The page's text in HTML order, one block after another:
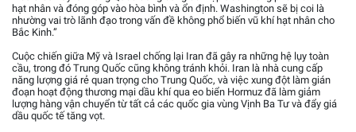
hạt nhân và đóng góp vào hòa bình và ổn định. Washington sẽ bị coi là
nhường vai trò lãnh đạo trong vấn đề không phổ biến vũ khí hạt nhân cho
Bắc Kinh.”
Cuộc chiến giữa Mỹ và Israel chống lại Iran đã gây ra những hệ lụy toàn
cầu, trong đó Trung Quốc cũng không tránh khỏi. Iran là nhà cung cấp
năng lượng giá rẻ quan trọng cho Trung Quốc, và việc xung đột làm gián
đoạn hoạt động thương mại dầu khí qua eo biển Hormuz đã làm giảm
lượng hàng vận chuyển từ tất cả các quốc gia vùng Vịnh Ba Tư và đẩy giá
dầu quốc tế tăng vọt.